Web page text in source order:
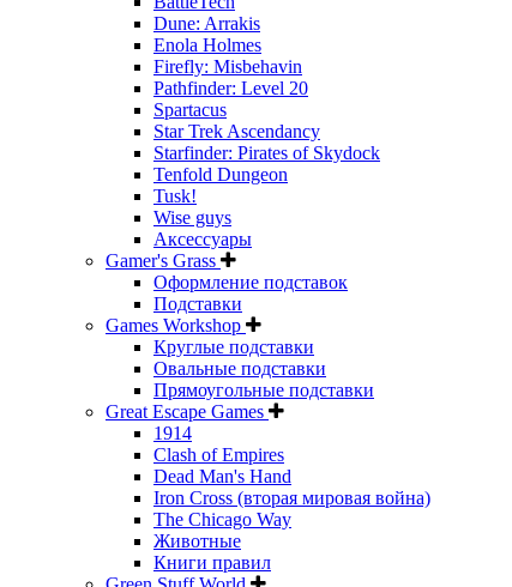
Dune: Arrakis
Enola Holmes
Firefly: Misbehavin
Pathfinder: Level 20
Spartacus
Star Trek Ascendancy
Starfinder: Pirates of Skydock
Tenfold Dungeon
Tusk!
Wise guys
Аксессуары
Gamer's Grass
Оформление подставок
Подставки
Games Workshop
Круглые подставки
Овальные подставки
Прямоугольные подставки
Great Escape Games
1914
Clash of Empires
Dead Man's Hand
Iron Cross (вторая мировая война)
The Chicago Way
Животные
Книги правил